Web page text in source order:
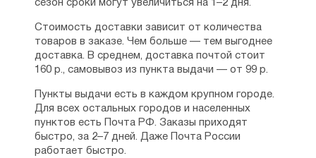
сезон сроки могут увеличиться на 1–2 дня.
Стоимость доставки зависит от количества
товаров в заказе. Чем больше — тем выгоднее
доставка. В среднем, доставка почтой стоит
160 р., самовывоз из пункта выдачи — от 99 р.
Пункты выдачи есть в каждом крупном городе.
Для всех остальных городов и населенных
пунктов есть Почта РФ. Заказы приходят
быстро, за 2–7 дней. Даже Почта России
работает быстро.